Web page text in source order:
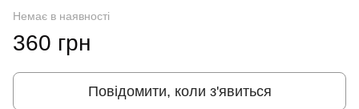
Немає в наявності
360 грн
Повідомити, коли з'явиться